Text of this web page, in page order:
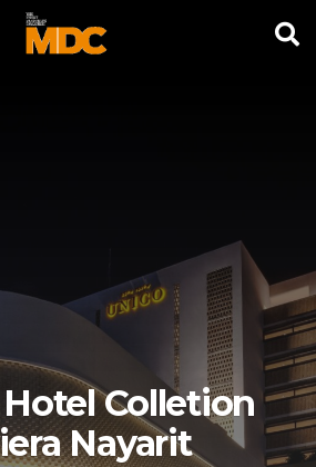
Hotel Colletion
Nayarit